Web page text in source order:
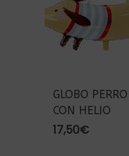
GLOBO PERRO
CON HELIO
17,50€